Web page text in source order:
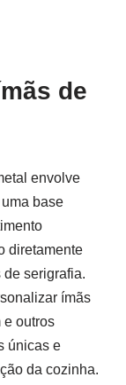
de
envolve
base
diretamente
serigrafia.
ímãs
e outros
únicas e
da cozinha.